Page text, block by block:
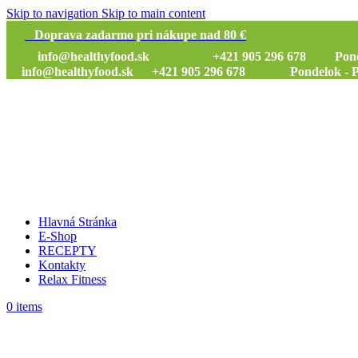
Skip to navigation Skip to main content
Doprava zadarmo pri nákupe nad 80 €
info@healthyfood.sk
+421 905 296 678
info@healthyfood.sk
+421 905 296 678 Pondelok -
Hlavná Stránka
E-Shop
RECEPTY
Kontakty
Relax Fitness
0 items